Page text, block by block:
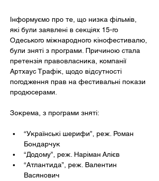
Інформуємо про те, що низка фільмів,
які були заявлені в секціях 15-го
Одеського міжнародного кінофестивалю,
були зняті з програми. Причиною стала
претензія правовласника, компанії
Артхаус Трафік, щодо відсутності
погодження прав на фестивальні покази
продюсерами.
Зокрема, з програми зняті:
“Українські шерифи”, реж. Роман
Бондарчук
“Додому”, реж. Наріман Алієв
“Атлантида”, реж. Валентин
Васянович